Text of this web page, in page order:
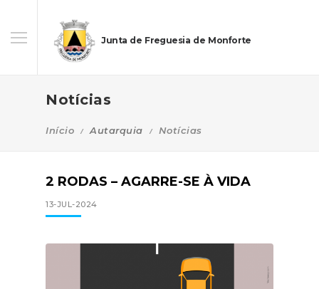
Junta de Freguesia de Monforte
Notícias
Início Autarquia Notícias
2 RODAS – AGARRE-SE À VIDA
13-JUL-2024